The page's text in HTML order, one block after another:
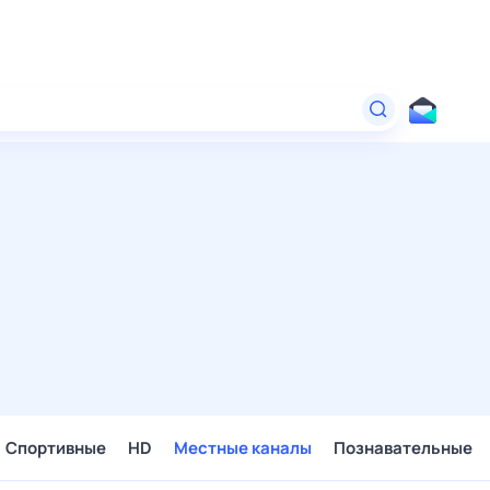
Спортивные HD Местные каналы Познавательные